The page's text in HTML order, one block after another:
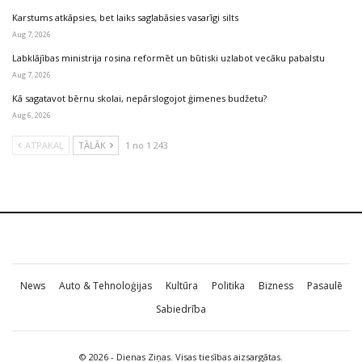
Karstums atkāpsies, bet laiks saglabāsies vasarīgi silts
Aug 7, 2026
Labklājības ministrija rosina reformēt un būtiski uzlabot vecāku pabalstu
Aug 7, 2026
Kā sagatavot bērnu skolai, nepārslogojot ģimenes budžetu?
Aug 6, 2026
ATPAKAĻ TĀLĀK 1 no 1 243
News Auto & Tehnoloģijas Kultūra Politika Bizness
Pasaulē
Sabiedrība
© 2026 - Dienas Ziņas. Visas tiesības aizsargātas.